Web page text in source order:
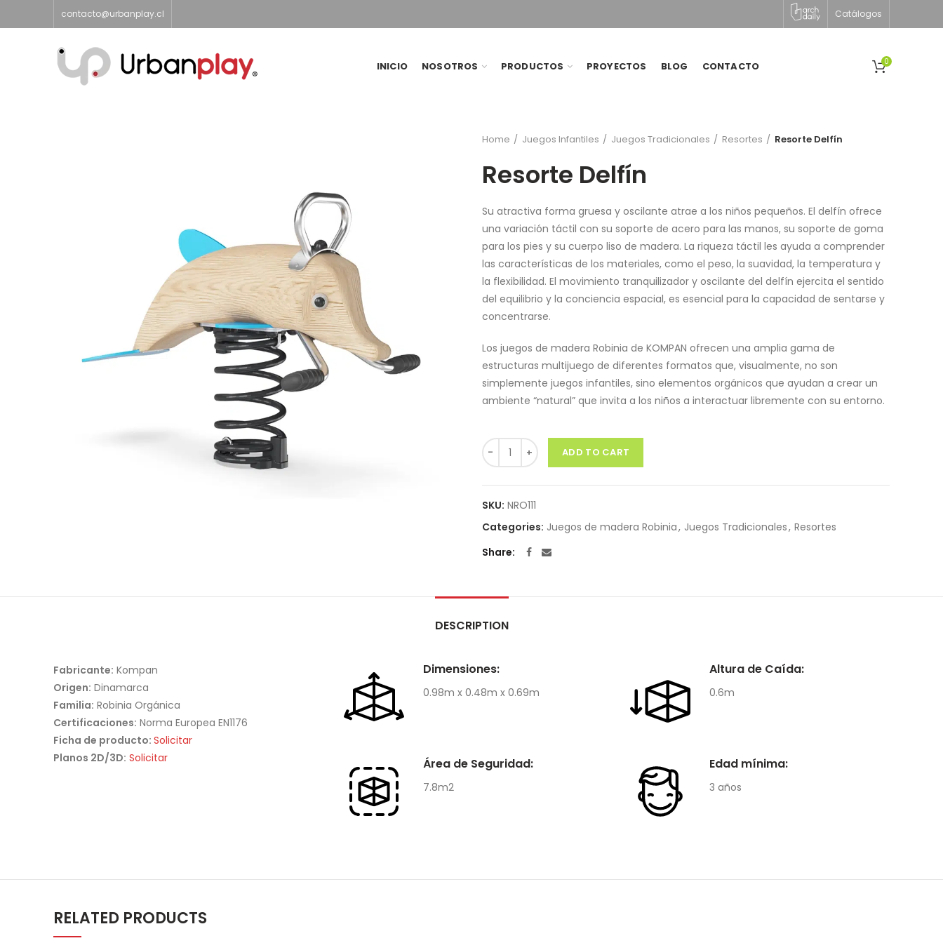
contacto@urbanplay.cl Catálogos
INICIO NOSOTROS PRODUCTOS PROYECTOS BLOG CONTACTO 0
Home Juegos Infantiles Juegos Tradicionales Resortes Resorte Delfín
Resorte Delfín
Su atractiva forma gruesa y oscilante atrae a los niños pequeños. El delfín ofrece
una variación táctil con su soporte de acero para las manos, su soporte de goma
para los pies y su cuerpo liso de madera. La riqueza táctil les ayuda a comprender
las características de los materiales, como el peso, la suavidad, la temperatura y
la flexibilidad. El movimiento tranquilizador y oscilante del delfín ejercita el sentido
del equilibrio y la conciencia espacial, es esencial para la capacidad de sentarse y
concentrarse.
Los juegos de madera Robinia de KOMPAN ofrecen una amplia gama de
estructuras multijuego de diferentes formatos que, visualmente, no son
simplemente juegos infantiles, sino elementos orgánicos que ayudan a crear un
ambiente “natural” que invita a los niños a interactuar libremente con su entorno.
Quantity
ADD TO CART
SKU: NRO111
Categories: Juegos de madera Robinia, Juegos Tradicionales, Resortes
Share
DESCRIPTION
Fabricante: Kompan
Origen: Dinamarca
Familia: Robinia Orgánica
Certificaciones: Norma Europea EN1176
Ficha de producto: Solicitar
Planos 2D/3D: Solicitar
Dimensiones:
0.98m x 0.48m x 0.69m
Área de Seguridad:
7.8m2
Altura de Caída:
0.6m
Edad mínima:
3 años
RELATED PRODUCTS